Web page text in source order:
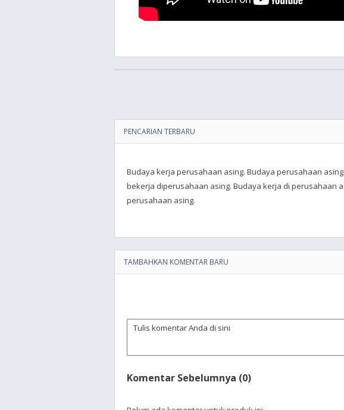
PENCARIAN TERBARU
Budaya kerja perusahaan asing. Budaya perusahaan
bekerja diperusahaan asing. Budaya kerja di perusahaan
perusahaan asing.
TAMBAHKAN KOMENTAR BARU
Komentar Sebelumnya (0)